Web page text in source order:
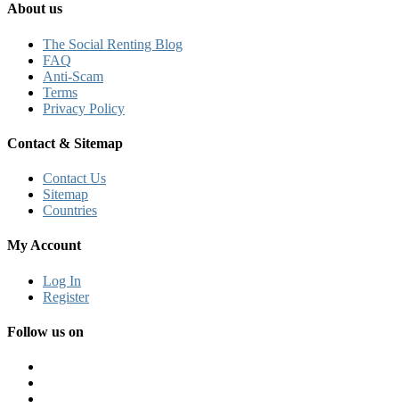
About us
The Social Renting Blog
FAQ
Anti-Scam
Terms
Privacy Policy
Contact & Sitemap
Contact Us
Sitemap
Countries
My Account
Log In
Register
Follow us on